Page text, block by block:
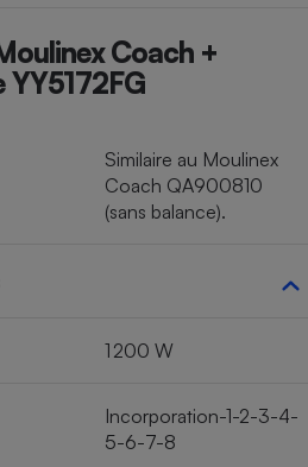
Coach +
YY5172FG
Similaire au Moulinex
Coach QA900810
(sans balance).
1 200 W
Incorporation-1-2-3-4-
5-6-7-8